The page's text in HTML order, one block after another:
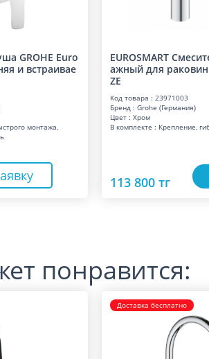
GROHE Euro
и встраивае
монтажа,
EUROSMART
ажный для
ZE
Код товара : 23971003
Бренд : Grohe (Германия)
Цвет : Хром
В комплекте : Крепление,
113 800 тг
понравится:
Доставка бесплатно